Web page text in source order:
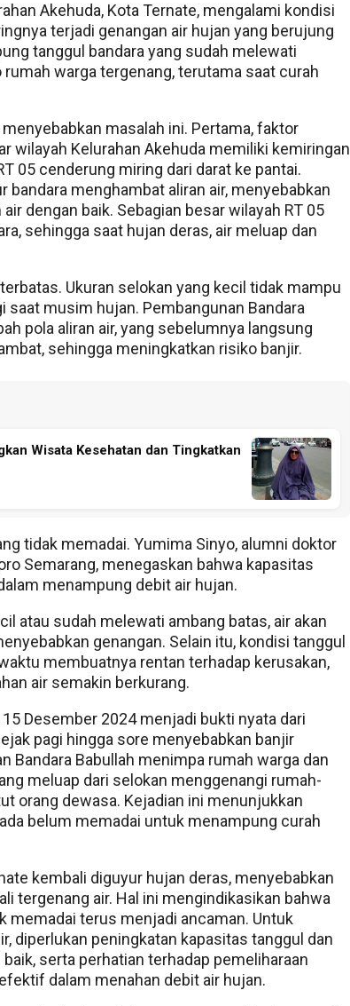
Akehuda, Kota Ternate, mengalami kondisi
terjadi genangan air hujan yang berujung
tanggul bandara yang sudah melewati
warga tergenang, terutama saat curah
masalah ini. Pertama, faktor
wilayah Kelurahan Akehuda memiliki kemiringan
05 cenderung miring dari darat ke pantai.
bandara menghambat aliran air, menyebabkan
dengan baik. Sebagian besar wilayah RT 05
sehingga saat hujan deras, air meluap dan
Ukuran selokan yang kecil tidak mampu
saat musim hujan. Pembangunan Bandara
pola aliran air, yang sebelumnya langsung
sehingga meningkatkan risiko banjir.
Wisata Kesehatan dan Tingkatkan
tidak memadai. Yumima Sinyo, alumni doktor
Semarang, menegaskan bahwa kapasitas
menampung debit air hujan.
atau sudah melewati ambang batas, air akan
genangan. Selain itu, kondisi tanggul
membuatnya rentan terhadap kerusakan,
air semakin berkurang.
Desember 2024 menjadi bukti nyata dari
pagi hingga sore menyebabkan banjir
Bandara Babullah menimpa rumah warga dan
meluap dari selokan menggenangi rumah-
orang dewasa. Kejadian ini menunjukkan
belum memadai untuk menampung curah
kembali diguyur hujan deras, menyebabkan
tergenang air. Hal ini mengindikasikan bahwa
memadai terus menjadi ancaman. Untuk
diperlukan peningkatan kapasitas tanggul dan
serta perhatian terhadap pemeliharaan
dalam menahan debit air hujan.